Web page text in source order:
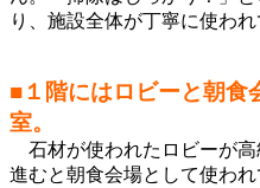
り、施設全体が丁寧に使わ
■１階にはロビーと朝食
室。​
石材が使われたロビーが
進むと朝食会場として使わ